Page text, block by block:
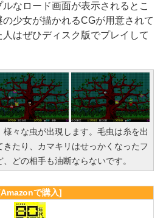
なロード画面が表示されるとこ
少女が描かれるCGが用意されて
はぜひディスク版でプレイして
々な虫が出現します。毛虫は糸を出
きたり、カマキリはせっかくなったフ
どの相手も油断ならないです。
で購入]